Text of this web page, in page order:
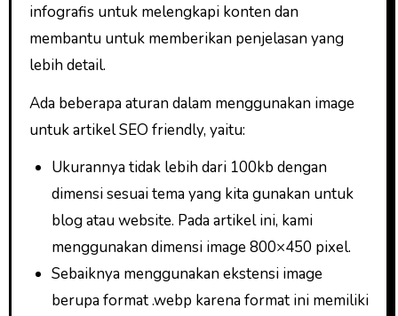
infografis untuk melengkapi konten dan
membantu untuk memberikan penjelasan yang
lebih detail.
Ada beberapa aturan dalam menggunakan image
untuk artikel SEO friendly, yaitu:
Ukurannya tidak lebih dari 100kb dengan
dimensi sesuai tema yang kita gunakan untuk
blog atau website. Pada artikel ini, kami
menggunakan dimensi image 800×450 pixel.
Sebaiknya menggunakan ekstensi image
berupa format .webp karena format ini memiliki